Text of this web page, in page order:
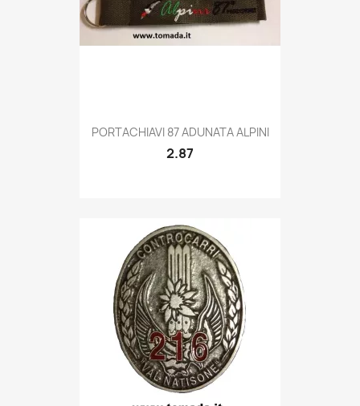
Quick view
PORTACHIAVI 87 ADUNATA ALPINI
2.87